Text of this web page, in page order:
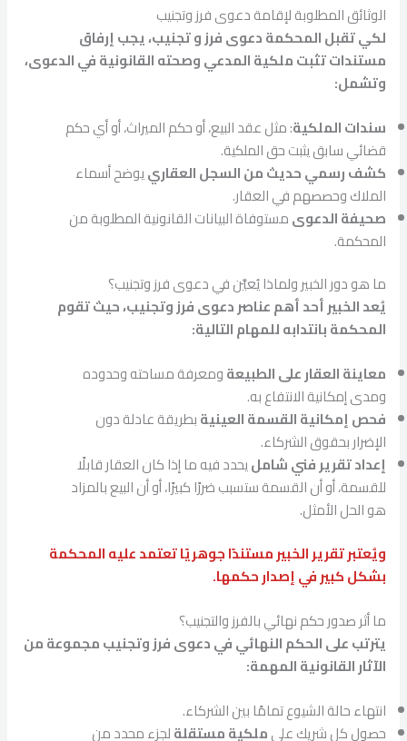
الوثائق المطلوبة لإقامة دعوى فرز وتجنيب
لكي تقبل المحكمة دعوى فرز و تجنيب، يجب إرفاق
مستندات تثبت ملكية المدعي وصحته القانونية في الدعوى،
وتشمل:
سندات الملكية: مثل عقد البيع، أو حكم الميراث، أو أي حكم
قضائي سابق يثبت حق الملكية.
كشف رسمي حديث من السجل العقارييوضح أسماء
الملاك وحصصهم في العقار.
صحيفة الدعوىمستوفاة البيانات القانونية المطلوبة من
المحكمة.
ما هو دور الخبير ولماذا يُعيَّن في دعوى فرز وتجنيب؟
يُعد الخبير أحد أهم عناصر دعوى فرز وتجنيب، حيث تقوم
المحكمة بانتدابه للمهام التالية:
معاينة العقار على الطبيعةومعرفة مساحته وحدوده
ومدى إمكانية الانتفاع به.
فحص إمكانية القسمة العينيةبطريقة عادلة دون
الإضرار بحقوق الشركاء.
إعداد تقرير فني شامليحدد فيه ما إذا كان العقار قابلًا
للقسمة، أو أن القسمة ستسبب ضررًا كبيرًا، أو أن البيع بالمزاد
هو الحل الأمثل.
ويُعتبر تقرير الخبير مستندًا جوهريًا تعتمد عليه المحكمة
بشكل كبير في إصدار حكمها.
ما أثر صدور حكم نهائي بالفرز والتجنيب؟
يترتب على الحكم النهائي في دعوى فرز وتجنيب مجموعة من
الآثار القانونية المهمة:
انتهاء حالة الشيوع تمامًا بين الشركاء.
حصول كل شريك علىملكية مستقلةلجزء محدد من